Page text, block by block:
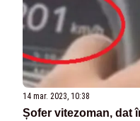
14 mar. 2023, 10:38
Șofer vitezoman, dat